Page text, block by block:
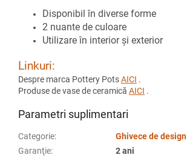
Disponibil în diverse forme
2 nuante de culoare
Utilizare în interior și exterior
Linkuri:
Despre marca Pottery PotsAICI .
Produse de vase de ceramică AICI .
Parametri suplimentari
Categorie:
Ghivece de design
Garanţie:
2 ani